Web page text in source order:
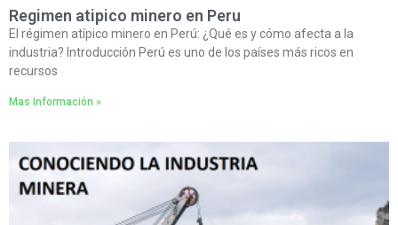
Regimen atipico minero en Peru
El régimen atípico minero en Perú: ¿Qué es y cómo afecta a la
industria? Introducción Perú es uno de los países más ricos en
recursos
Mas Información »